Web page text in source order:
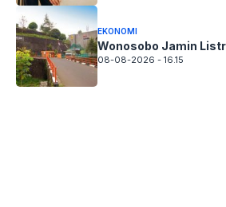
EKONOMI
Wonosobo Jamin
08-08-2026 - 16.15